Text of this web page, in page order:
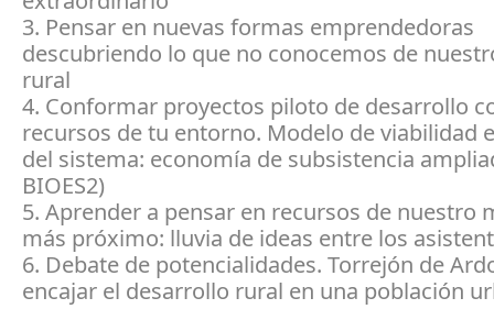
3. Pensar en nuevas formas emprendedoras
descubriendo lo que no conocemos de
rural
4. Conformar proyectos piloto de desarrollo
recursos de tu entorno. Modelo de viabilidad
del sistema: economía de subsistencia
BIOES2)
5. Aprender a pensar en recursos de nuestro
más próximo: lluvia de ideas entre los
6. Debate de potencialidades. Torrejón de
encajar el desarrollo rural en una población